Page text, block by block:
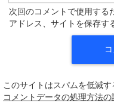
次回のコメントで使用する
アドレス、サイトを保存す
このサイトはスパムを低減す
コメントデータの処理方法